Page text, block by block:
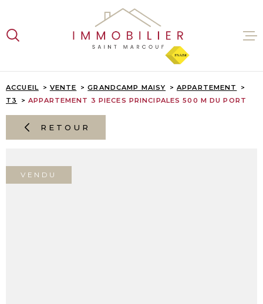
la
recherche
menu
principal
contenu
ACCUEIL VENTE GRANDCAMP MAISY
APPARTEMENT
T3
APPARTEMENT 3 PIECES PRINCIPALES 500 M DU PORT
RETOUR
VENDU